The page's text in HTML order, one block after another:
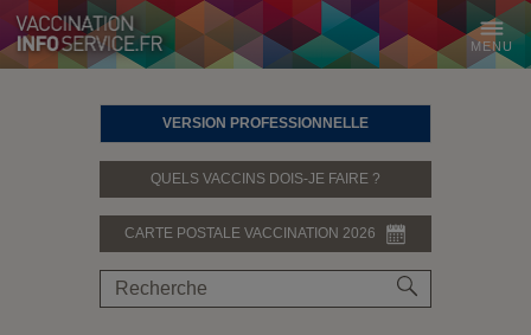
MENU
VERSION PROFESSIONNELLE
QUELS VACCINS DOIS-JE FAIRE ?
CARTE POSTALE VACCINATION 2026